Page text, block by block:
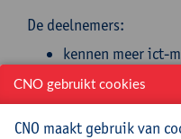
De deelnemers:
kennen meer ict-
de les.
Doelgroep
CNO gebruikt cookies
CNO maakt gebruik van